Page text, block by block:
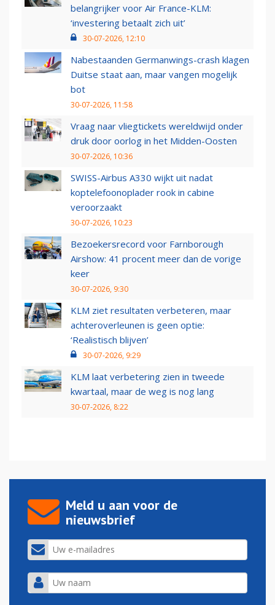
belangrijker voor Air France-KLM:
‘investering betaalt zich uit’
30-07-2026, 12:10
Nabestaanden Germanwings-crash klagen
Duitse staat aan, maar vangen mogelijk
bot
30-07-2026, 11:58
Vraag naar vliegtickets wereldwijd onder
druk door oorlog in het Midden-Oosten
30-07-2026, 10:36
SWISS-Airbus A330 wijkt uit nadat
koptelefoonoplader rook in cabine
veroorzaakt
30-07-2026, 10:23
Bezoekersrecord voor Farnborough
Airshow: 41 procent meer dan de vorige
keer
30-07-2026, 9:30
KLM ziet resultaten verbeteren, maar
achteroverleunen is geen optie:
‘Realistisch blijven’
30-07-2026, 9:29
KLM laat verbetering zien in tweede
kwartaal, maar de weg is nog lang
30-07-2026, 8:22
Meld u aan voor de
nieuwsbrief